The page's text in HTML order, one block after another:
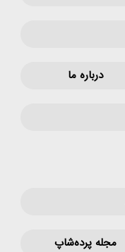
درباره ما
مجله پرده‌شاپ